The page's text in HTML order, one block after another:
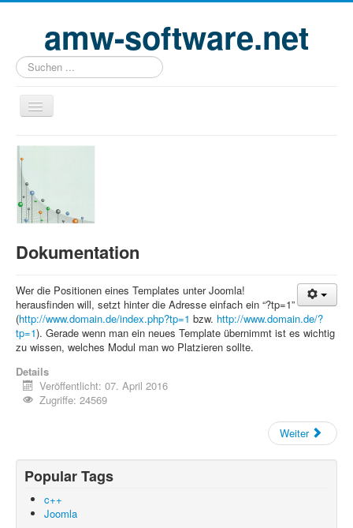
amw-software.net
Suchen
...
Home
Projekte
Partner
Kontakt
Datenschutz
Login
Aktuelle Seite:
Dokumentation
Dokumentation
Wer die Positionen eines Templates unter Joomla!
herausfinden will, setzt hinter die Adresse einfach ein “?tp=1”
(http://www.domain.de/index.php?tp=1 bzw. http://www.domain.de/?
tp=1). Gerade wenn man ein neues Template übernimmt ist es wichtig
zu wissen, welches Modul man wo Platzieren sollte.
Details
Veröffentlicht: 07. April 2016
Zugriffe: 24569
Weiter
Popular Tags
c++
Joomla